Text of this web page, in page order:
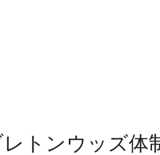
レトンウッズ体